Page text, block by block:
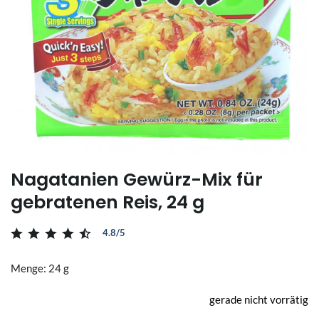
Nagatanien Gewürz-Mix für
gebratenen Reis, 24 g
4.8/5
Menge: 24 g
gerade nicht vorrätig